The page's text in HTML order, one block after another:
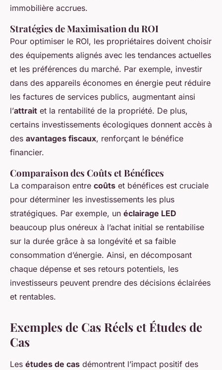
immobilière accrues.
Stratégies de Maximisation du ROI
Pour optimiser le ROI, les propriétaires doivent choisir
des équipements alignés avec les tendances actuelles
et les préférences du marché. Par exemple, investir
dans des appareils économes en énergie peut réduire
les factures de services publics, augmentant ainsi
l’attrait et la rentabilité de la propriété. De plus,
certains investissements écologiques donnent accès à
des avantages fiscaux, renforçant le bénéfice
financier.
Comparaison des Coûts et Bénéfices
La comparaison entre coûts et bénéfices est cruciale
pour déterminer les investissements les plus
stratégiques. Par exemple, un éclairage LED
beaucoup plus onéreux à l’achat initial se rentabilise
sur la durée grâce à sa longévité et sa faible
consommation d’énergie. Ainsi, en décomposant
chaque dépense et ses retours potentiels, les
investisseurs peuvent prendre des décisions éclairées
et rentables.
Exemples de Cas Réels et Études de
Cas
Les études de cas démontrent l’impact positif des